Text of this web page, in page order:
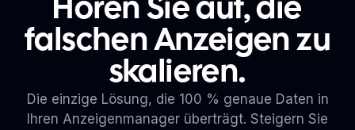
Hören Sie auf, die
falschen Anzeigen zu
skalieren.
Die einzige Lösung, die 100 % genaue Daten in
Ihren Anzeigenmanager überträgt. Steigern Sie